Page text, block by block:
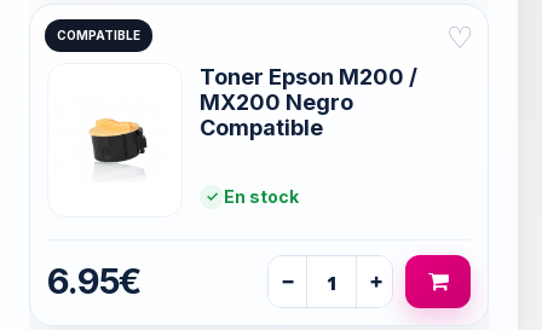
COMPATIBLE ♡
Toner Epson M200 /
MX200 Negro
Compatible
En stock
6.95€ − +